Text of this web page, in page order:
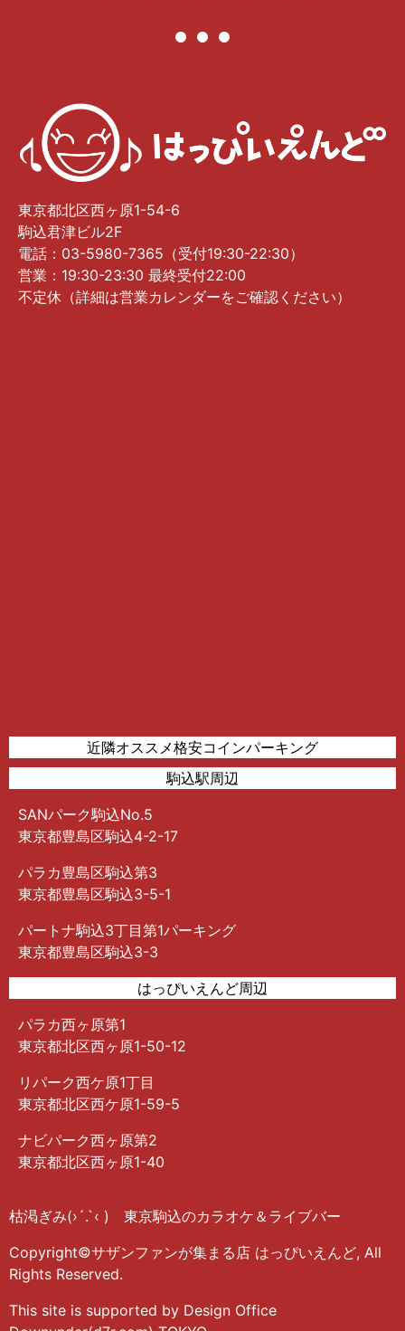
東京都北区西ヶ原1-54-6
駒込君津ビル2F
電話：03-5980-7365（受付19:30-22:30）
営業：19:30-23:30 最終受付22:00
不定休（詳細は営業カレンダーをご確認ください）
近隣オススメ格安コインパーキング
駒込駅周辺
SANパーク駒込No.5
東京都豊島区駒込4-2-17
パラカ豊島区駒込第3
東京都豊島区駒込3-5-1
パートナ駒込3丁目第1パーキング
東京都豊島区駒込3-3
はっぴいえんど周辺
パラカ西ヶ原第1
東京都北区西ヶ原1-50-12
リパーク西ケ原1丁目
東京都北区西ケ原1-59-5
ナビパーク西ヶ原第2
東京都北区西ヶ原1-40
枯渇ぎみ(›´.`‹ ) 東京駒込のカラオケ＆ライブバー
Copyright©サザンファンが集まる店 はっぴいえんど, All
Rights Reserved.
This site is supported by Design Office